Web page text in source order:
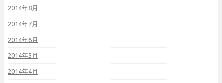
2014年8月
2014年7月
2014年6月
2014年5月
2014年4月